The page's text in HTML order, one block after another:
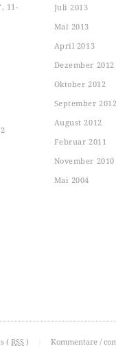
11-
Juli 2013
Mai 2013
April 2013
Dezember 2012
Oktober 2012
September
August 2012
Februar 2011
November 2010
Mai 2004
( RSS ) Kommentare /